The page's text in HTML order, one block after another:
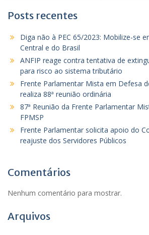
Posts recentes
Diga não à PEC 65/2023: Mobilize-se
Central e do Brasil
ANFIP reage contra tentativa de
para risco ao sistema tributário
Frente Parlamentar Mista em Defesa
realiza 88ª reunião ordinária
87ª Reunião da Frente Parlamentar
FPMSP
Frente Parlamentar solicita apoio do
reajuste dos Servidores Públicos
Comentários
Nenhum comentário para mostrar.
Arquivos